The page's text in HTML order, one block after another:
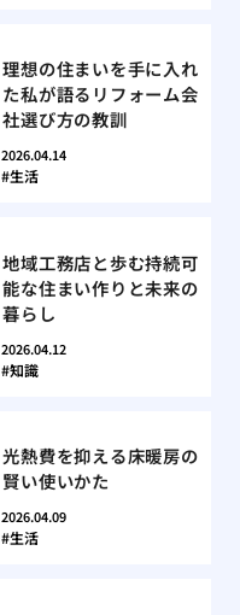
理想の住まいを手に入れ
た私が語るリフォーム会
社選び方の教訓
2026.04.14
生活
地域工務店と歩む持続可
能な住まい作りと未来の
暮らし
2026.04.12
知識
光熱費を抑える床暖房の
賢い使いかた
2026.04.09
生活